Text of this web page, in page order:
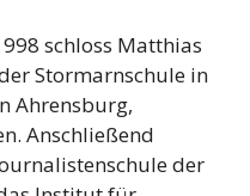
schloss Matthias
Stormarnschule in
Ahrensburg,
Anschließend
der